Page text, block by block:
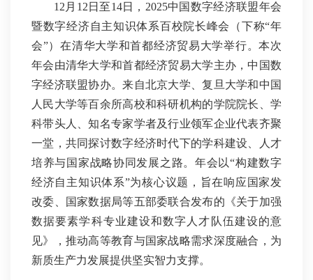
12月12日至14日，2025中国数字经济联盟年会
暨数字经济自主知识体系百校院长峰会（下称“年
会”）在清华大学和首都经济贸易大学举行。本次
年会由清华大学和首都经济贸易大学主办，中国数
字经济联盟协办。来自北京大学、复旦大学和中国
人民大学等百余所高校和科研机构的学院院长、学
科带头人、知名专家学者及行业领军企业代表齐聚
一堂，共同探讨数字经济时代下的学科建设、人才
培养与国家战略协同发展之路。年会以“构建数字
经济自主知识体系”为核心议题，旨在响应国家发
改委、国家数据局等五部委联合发布的《关于加强
数据要素学科专业建设和数字人才队伍建设的意
见》，推动高等教育与国家战略需求深度融合，为
新质生产力发展提供坚实智力支撑。